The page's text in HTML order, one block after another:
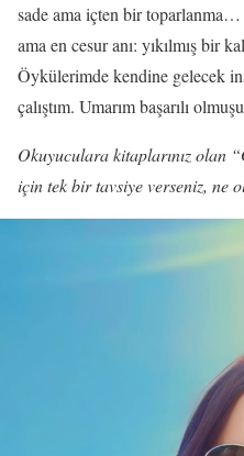
sade ama içten bir toparlanma…
ama en cesur anı: yıkılmış bir
Öykülerimde kendine gelecek
çalıştım. Umarım başarılı
Okuyuculara kitaplarınız olan
için tek bir tavsiye verseniz, ne